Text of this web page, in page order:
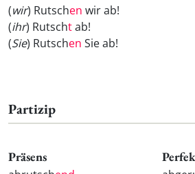
(wir) Rutschen wir ab!
(ihr) Rutschtab!
(Sie) Rutschen Sie ab!
Partizip
Präsens